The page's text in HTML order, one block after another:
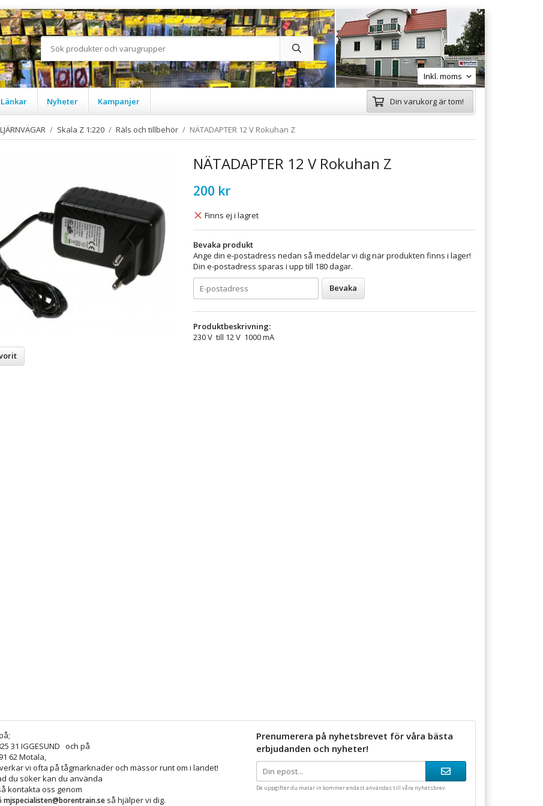
Länkar Nyheter Kampanjer Din varukorg är tom!
/ Skala Z 1:220 / Räls och tillbehör / NÄTADAPTER 12 V Rokuhan Z
NÄTADAPTER 12 V Rokuhan Z
200 kr
Finns ej i lagret
Bevaka produkt
Ange din e-postadress nedan så meddelar vi dig när produkten finns i lager!
Din e-postadress sparas i upp till 180 dagar.
Bevaka
Produktbeskrivning:
230 V till 12 V 1000 mA
31 IGGESUND och på
62 Motala,
vi ofta på tågmarknader och mässor runt om i landet!
du söker kan du använda
kontakta oss genom
mjspecialisten@borentrain.se så hjälper vi dig.
Prenumerera på nyhetsbrevet för våra bästa
erbjudanden och nyheter!
De uppgifter du matar in kommer endast användas till våra nyhetsbrev.